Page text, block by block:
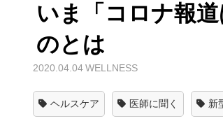
いま「コロナ報
のとは
2020.04.04 WELLNESS
ヘルスケア 医師に聞く 新